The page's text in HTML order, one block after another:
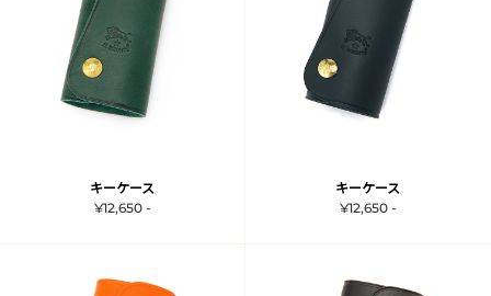
キーケース
¥12,650 -
キーケース
¥12,650 -